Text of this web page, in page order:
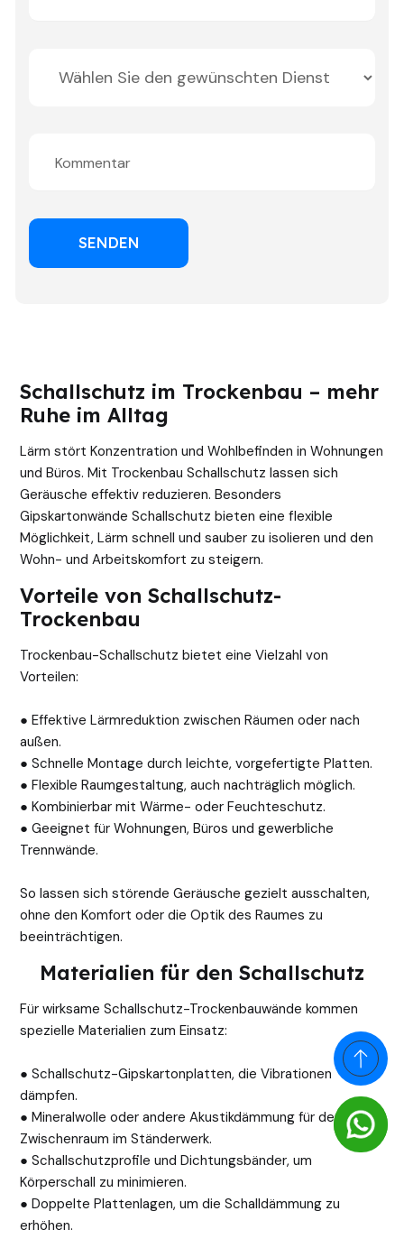
Schallschutz im Trockenbau – mehr
Ruhe im Alltag
Lärm stört Konzentration und Wohlbefinden in Wohnungen
und Büros. Mit Trockenbau Schallschutz lassen sich
Geräusche effektiv reduzieren. Besonders
Gipskartonwände Schallschutz bieten eine flexible
Möglichkeit, Lärm schnell und sauber zu isolieren und den
Wohn- und Arbeitskomfort zu steigern.
Vorteile von Schallschutz-
Trockenbau
Trockenbau-Schallschutz bietet eine Vielzahl von
Vorteilen:
● Effektive Lärmreduktion zwischen Räumen oder nach
außen.
● Schnelle Montage durch leichte, vorgefertigte Platten.
● Flexible Raumgestaltung, auch nachträglich möglich.
● Kombinierbar mit Wärme- oder Feuchteschutz.
● Geeignet für Wohnungen, Büros und gewerbliche
Trennwände.
So lassen sich störende Geräusche gezielt ausschalten,
ohne den Komfort oder die Optik des Raumes zu
beeinträchtigen.
Materialien für den Schallschutz
Für wirksame Schallschutz-Trockenbauwände kommen
spezielle Materialien zum Einsatz:
● Schallschutz-Gipskartonplatten, die Vibrationen
dämpfen.
● Mineralwolle oder andere Akustikdämmung für den
Zwischenraum im Ständerwerk.
● Schallschutzprofile und Dichtungsbänder, um
Körperschall zu minimieren.
● Doppelte Plattenlagen, um die Schalldämmung zu
erhöhen.